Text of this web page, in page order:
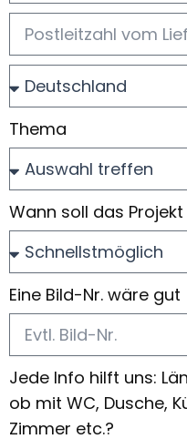
Thema
Wann soll das
Eine Bild-Nr. wäre gut
Jede Info hilft uns:
ob mit WC, Dusche,
Zimmer etc.?